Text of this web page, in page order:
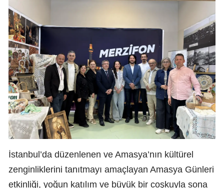
İstanbul’da düzenlenen ve Amasya’nın kültürel
zenginliklerini tanıtmayı amaçlayan Amasya Günleri
etkinliği, yoğun katılım ve büyük bir coşkuyla sona